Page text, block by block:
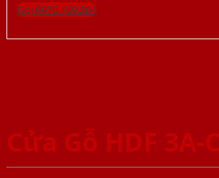
Gọi 0976.169.864
Cửa Gỗ HDF 3A-